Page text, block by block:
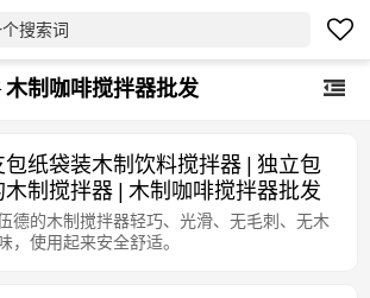
搜索词
木制咖啡搅拌器批发
包纸袋装木制饮料搅拌器 | 独立包
制搅拌器 | 木制咖啡搅拌器批发
德的木制搅拌器轻巧、光滑、无毛刺、无木
，使用起来安全舒适。